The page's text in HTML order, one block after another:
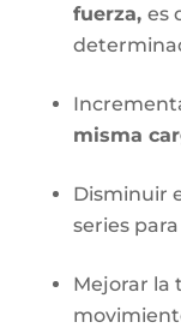
fuerza, es
misma
Disminuir
series
Mejorar la